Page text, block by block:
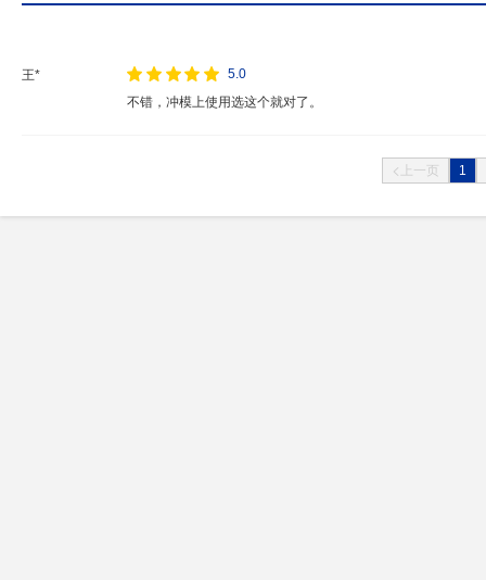
王*
5.0
不错，冲模上使用选这个就对了。
上一页 1